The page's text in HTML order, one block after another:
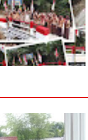
Dampingi Petani
Cabai, Dukung
Pangan
Warga Tuntaskan
Kian Terbuka